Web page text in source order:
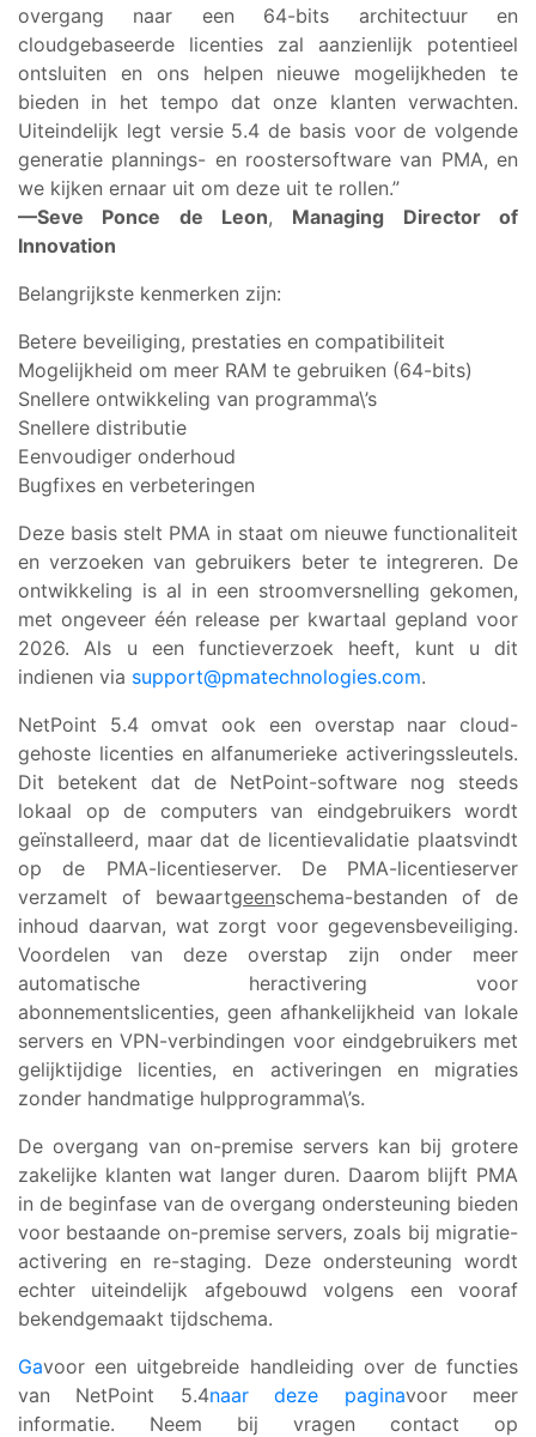
overgang naar een 64-bits architectuur en
cloudgebaseerde licenties zal aanzienlijk potentieel
ontsluiten en ons helpen nieuwe mogelijkheden te
bieden in het tempo dat onze klanten verwachten.
Uiteindelijk legt versie 5.4 de basis voor de volgende
generatie plannings- en roostersoftware van PMA, en
we kijken ernaar uit om deze uit te rollen.”
—Seve Ponce de Leon, Managing Director of
Innovation
Belangrijkste kenmerken zijn:
Betere beveiliging, prestaties en compatibiliteit
Mogelijkheid om meer RAM te gebruiken (64-bits)
Snellere ontwikkeling van programma\’s
Snellere distributie
Eenvoudiger onderhoud
Bugfixes en verbeteringen
Deze basis stelt PMA in staat om nieuwe functionaliteit
en verzoeken van gebruikers beter te integreren. De
ontwikkeling is al in een stroomversnelling gekomen,
met ongeveer één release per kwartaal gepland voor
2026. Als u een functieverzoek heeft, kunt u dit
indienen via support@pmatechnologies.com.
NetPoint 5.4 omvat ook een overstap naar cloud-
gehoste licenties en alfanumerieke activeringssleutels.
Dit betekent dat de NetPoint-software nog steeds
lokaal op de computers van eindgebruikers wordt
geïnstalleerd, maar dat de licentievalidatie plaatsvindt
op de PMA-licentieserver. De PMA-licentieserver
verzamelt of bewaartgeenschema-bestanden of de
inhoud daarvan, wat zorgt voor gegevensbeveiliging.
Voordelen van deze overstap zijn onder meer
automatische heractivering voor
abonnementslicenties, geen afhankelijkheid van lokale
servers en VPN-verbindingen voor eindgebruikers met
gelijktijdige licenties, en activeringen en migraties
zonder handmatige hulpprogramma\’s.
De overgang van on-premise servers kan bij grotere
zakelijke klanten wat langer duren. Daarom blijft PMA
in de beginfase van de overgang ondersteuning bieden
voor bestaande on-premise servers, zoals bij migratie-
activering en re-staging. Deze ondersteuning wordt
echter uiteindelijk afgebouwd volgens een vooraf
bekendgemaakt tijdschema.
Gavoor een uitgebreide handleiding over de functies
van NetPoint 5.4naar deze paginavoor meer
informatie. Neem bij vragen contact op